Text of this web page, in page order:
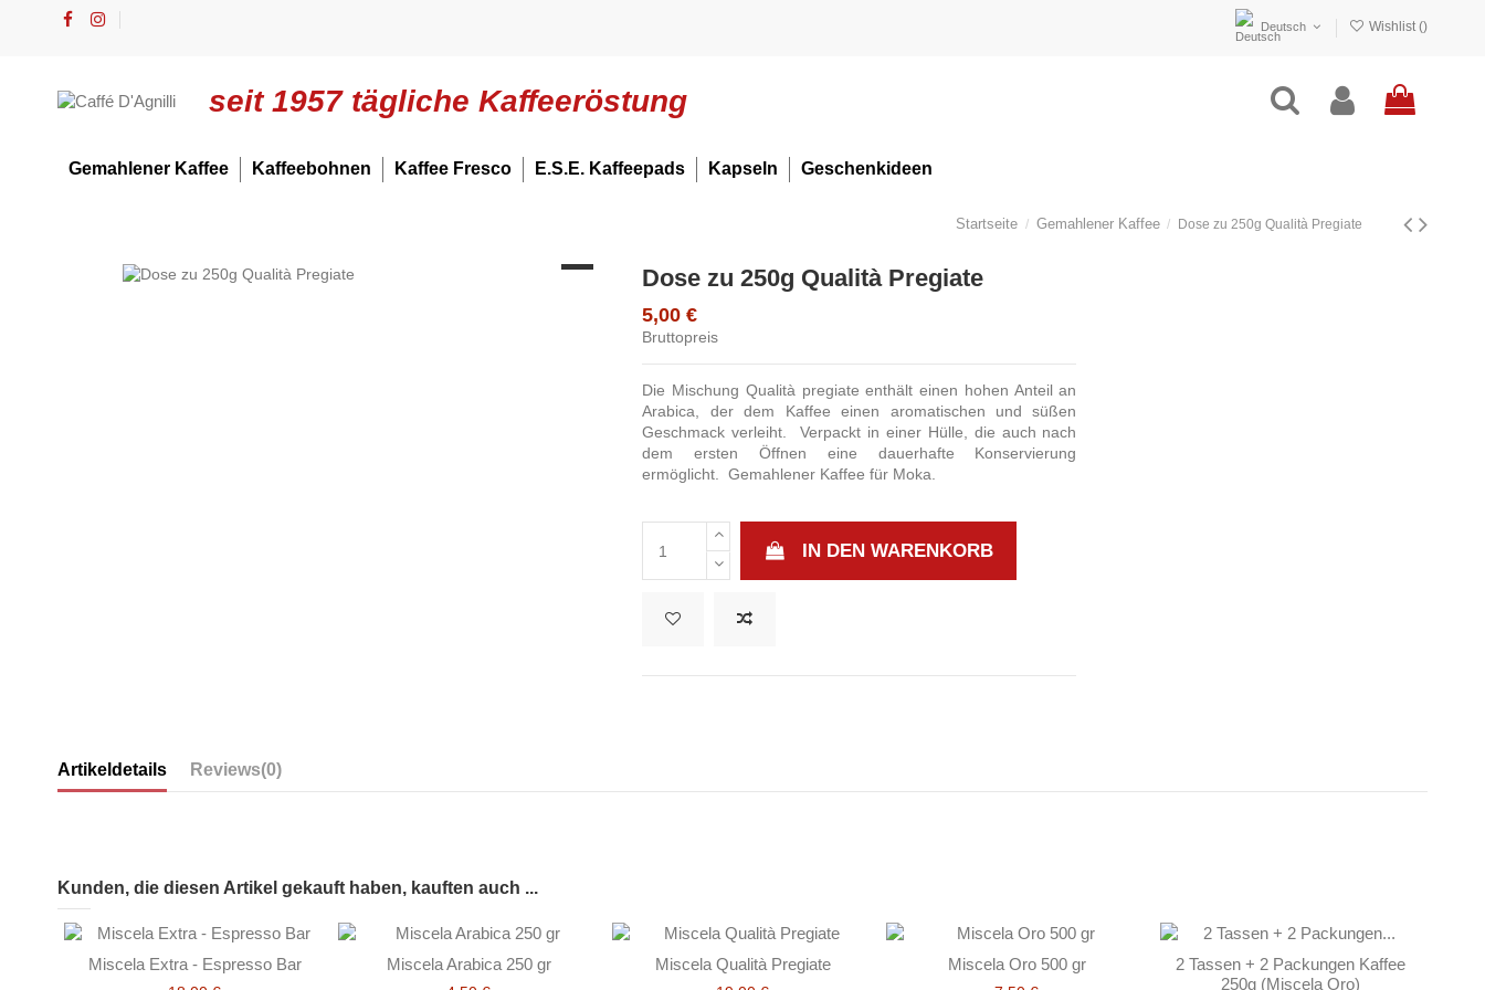
Deutsch Wishlist ()
seit 1957 tägliche Kaffeeröstung
Gemahlener Kaffee Kaffeebohnen Kaffee Fresco E.S.E. Kaffeepads Kapseln Geschenkideen
Startseite Gemahlener Kaffee Dose zu 250g Qualità Pregiate
Dose zu 250g Qualità Pregiate
5,00 €
Bruttopreis
Die Mischung Qualità pregiate enthält einen hohen Anteil an
Arabica, der dem Kaffee einen aromatischen und süßen
Geschmack verleiht. Verpackt in einer Hülle, die auch nach
dem ersten Öffnen eine dauerhafte Konservierung
ermöglicht. Gemahlener Kaffee für Moka.
IN DEN WARENKORB
Artikeldetails Reviews(0)
Kunden, die diesen Artikel gekauft haben, kauften auch ...
Miscela Extra - Espresso Bar Miscela Arabica 250 gr Miscela Qualità Pregiate Miscela Oro 500 gr
2 Tassen + 2 Packungen Kaffee
250g (Miscela Oro)